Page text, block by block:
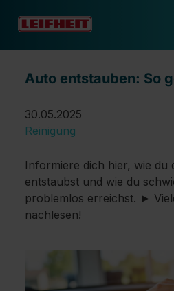
Zum Hauptinhalt springen
Auto entstauben: So
30.05.2025
Reinigung
Informiere dich hier, wie du
entstaubst und wie du
problemlos erreichst. ►
nachlesen!